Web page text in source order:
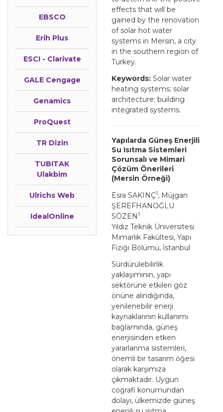
EBSCO
Erih Plus
ESCI - Clarivate
GALE Cengage
Genamics
ProQuest
TR Dizin
TUBITAK
Ulakbim
Ulrichs Web
IdealOnline
effects that will be
gained by the renovation
of solar hot water
systems in Mersin, a city
in the southern region of
Turkey.
Keywords: Solar water
heating systems; solar
architecture; building
integrated systems.
Yapılarda Güneş Enerjili
Su Isıtma Sistemleri
Sorunsalı ve Mimari
Çözüm Önerileri
(Mersin Örneği)
Esra SAKINÇ1, Müjgan
ŞEREFHANOĞLU
SÖZEN1
Yıldız Teknik Üniversitesi
Mimarlık Fakültesi, Yapı
Fiziği Bölümü, İstanbul
Sürdürülebilirlik
yaklaşımının, yapı
sektörüne etkileri göz
önüne alındığında,
yenilenebilir enerji
kaynaklarının kullanımı
bağlamında, güneş
enerjisinden etken
yararlanma sistemleri,
önemli bir tasarım öğesi
olarak karşımıza
çıkmaktadır. Uygun
coğrafi konumundan
dolayı, ülkemizde güneş